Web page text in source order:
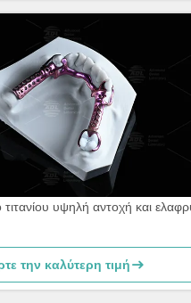
υψηλή αντοχή και
την καλύτερη τιμή